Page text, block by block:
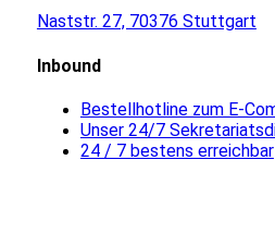
Naststr. 27, 70376 Stuttgart
Inbound
Bestellhotline zum E-
Unser 24/7
24 / 7 bestens erreichbar